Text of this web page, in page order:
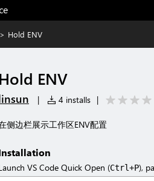
> Hold ENV
Hold ENV
| 4 installs |
侧边栏展示工作区ENV配置
VS Code Quick Open (Ctrl+P),